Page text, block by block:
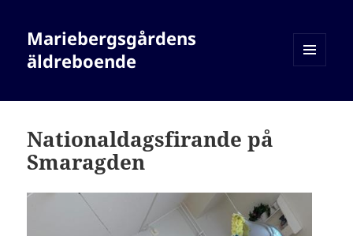
Mariebergsgårdens
äldreboende
WIDGETS
Nationaldagsfirande på
Smaragden